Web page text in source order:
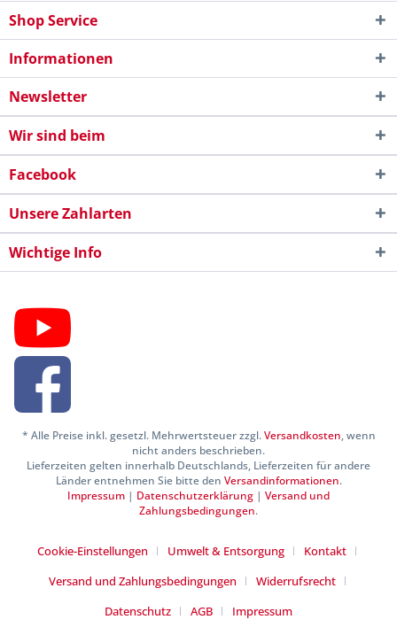
Shop Service
Informationen
Newsletter
Wir sind beim
Facebook
Unsere Zahlarten
Wichtige Info
* Alle Preise inkl. gesetzl. Mehrwertsteuer zzgl.Versandkosten, wenn
nicht anders beschrieben.
Lieferzeiten gelten innerhalb Deutschlands, Lieferzeiten für andere
Länder entnehmen Sie bitte den Versandinformationen.
Impressum | Datenschutzerklärung | Versand und
Zahlungsbedingungen.
Cookie-Einstellungen Umwelt & Entsorgung
Kontakt
Versand und Zahlungsbedingungen
Widerrufsrecht
Datenschutz
AGB Impressum